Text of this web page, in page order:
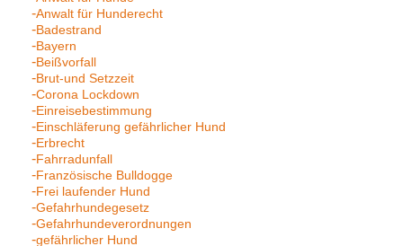
Anwalt für Hunderecht
Badestrand
Bayern
Beißvorfall
Brut-und Setzzeit
Corona Lockdown
Einreisebestimmung
Einschläferung gefährlicher Hund
Erbrecht
Fahrradunfall
Französische Bulldogge
Frei laufender Hund
Gefahrhundegesetz
Gefahrhundeverordnungen
gefährlicher Hund